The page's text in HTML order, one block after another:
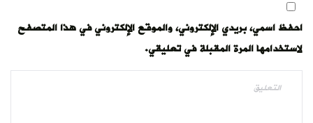
احفظ اسمي، بريدي الإلكتروني، والموقع الإلكتروني في هذا المتصفح
لاستخدامها المرة المقبلة في تعليقي.